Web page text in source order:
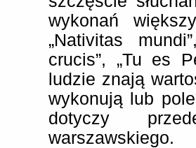
wykonań
„Nativitas
crucis”, „Tu es
ludzie znają
wykonują lub
dotyczy
warszawskiego.